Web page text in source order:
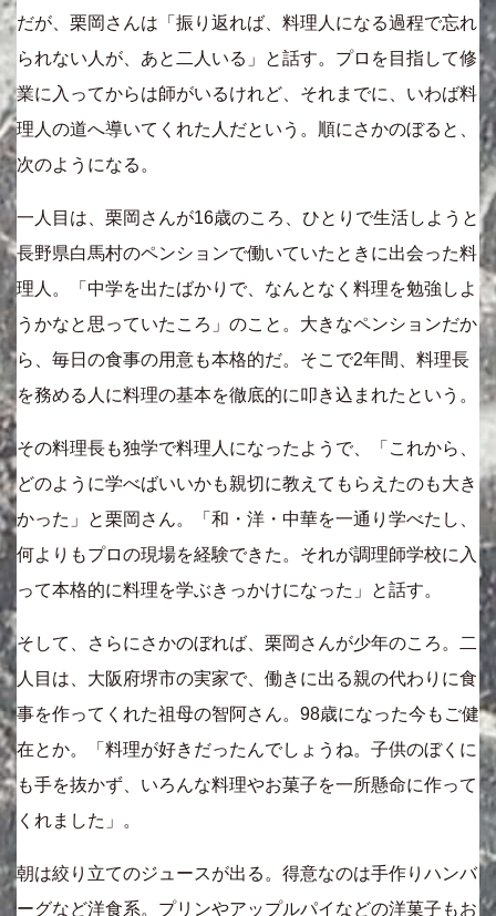
だが、栗岡さんは「振り返れば、料理人になる過程で忘れ
られない人が、あと二人いる」と話す。プロを目指して修
業に入ってからは師がいるけれど、それまでに、いわば料
理人の道へ導いてくれた人だという。順にさかのぼると、
次のようになる。
一人目は、栗岡さんが16歳のころ、ひとりで生活しようと
長野県白馬村のペンションで働いていたときに出会った料
理人。「中学を出たばかりで、なんとなく料理を勉強しよ
うかなと思っていたころ」のこと。大きなペンションだか
ら、毎日の食事の用意も本格的だ。そこで2年間、料理長
を務める人に料理の基本を徹底的に叩き込まれたという。
その料理長も独学で料理人になったようで、「これから、
どのように学べばいいかも親切に教えてもらえたのも大き
かった」と栗岡さん。「和・洋・中華を一通り学べたし、
何よりもプロの現場を経験できた。それが調理師学校に入
って本格的に料理を学ぶきっかけになった」と話す。
そして、さらにさかのぼれば、栗岡さんが少年のころ。二
人目は、大阪府堺市の実家で、働きに出る親の代わりに食
事を作ってくれた祖母の智阿さん。98歳になった今もご健
在とか。「料理が好きだったんでしょうね。子供のぼくに
も手を抜かず、いろんな料理やお菓子を一所懸命に作って
くれました」。
朝は絞り立てのジュースが出る。得意なのは手作りハンバ
ーグなど洋食系。プリンやアップルパイなどの洋菓子もお